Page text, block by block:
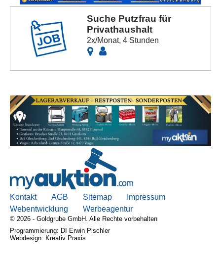
Suche Putzfrau für
Privathaushalt
2x/Monat, 4 Stunden
Kontakt AGB Sitemap
Impressum
Webentwicklung
Werbeagentur
© 2026 - Goldgrube GmbH. Alle Rechte vorbehalten
Programmierung: DI Erwin Pischler
Webdesign: Kreativ Praxis